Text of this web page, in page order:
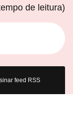
de leitura)
feed RSS